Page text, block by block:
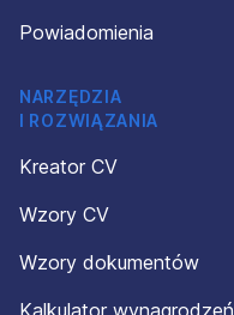
Powiadomienia
NARZĘDZIA
I ROZWIĄZANIA
Kreator CV
Wzory CV
Wzory dokumentów
Kalkulator wynagrodzeń